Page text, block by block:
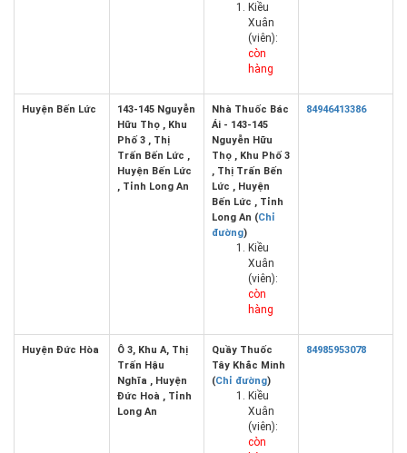
Kiều
Xuân
(viên):
còn
hàng
Huyện Bến Lức
143-145 Nguyễn
Hữu Thọ , Khu
Phố 3 , Thị
Trấn Bến Lức ,
Huyện Bến Lức
, Tỉnh Long An
Nhà Thuốc Bác
Ái - 143-145
Nguyễn Hữu
Thọ , Khu Phố 3
, Thị Trấn Bến
Lức , Huyện
Bến Lức , Tỉnh
Long An (Chỉ
đường)
Kiều
Xuân
(viên):
còn
hàng
84946413386
Huyện Đức Hòa
Ô 3, Khu A, Thị
Trấn Hậu
Nghĩa , Huyện
Đức Hoà , Tỉnh
Long An
Quầy Thuốc
Tây Khắc Minh
(Chỉ đường)
Kiều
Xuân
(viên):
còn
84985953078